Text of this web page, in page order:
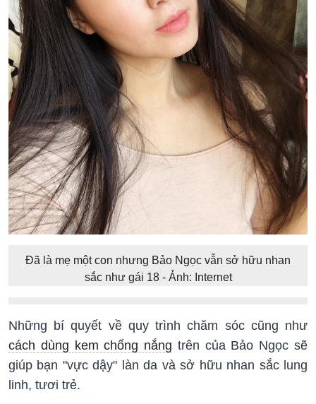
Đã là mẹ một con nhưng Bảo Ngọc vẫn sở hữu nhan
sắc như gái 18 - Ảnh: Internet
Những bí quyết về quy trình chăm sóc cũng như
cách dùng kem chống nắng trên của Bảo Ngọc sẽ
giúp bạn "vực dậy" làn da và sở hữu nhan sắc lung
linh, tươi trẻ.